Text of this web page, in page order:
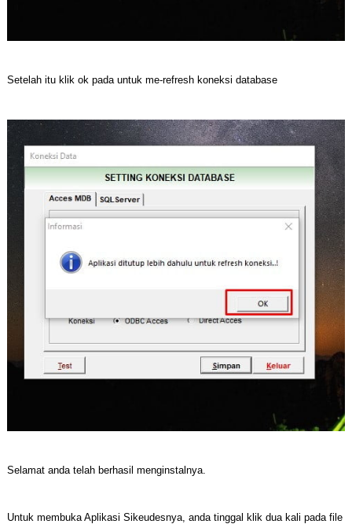
Setelah itu klik ok pada untuk me-refresh koneksi database
Selamat anda telah berhasil menginstalnya.
Untuk membuka Aplikasi Sikeudesnya, anda tinggal klik dua kali pada file